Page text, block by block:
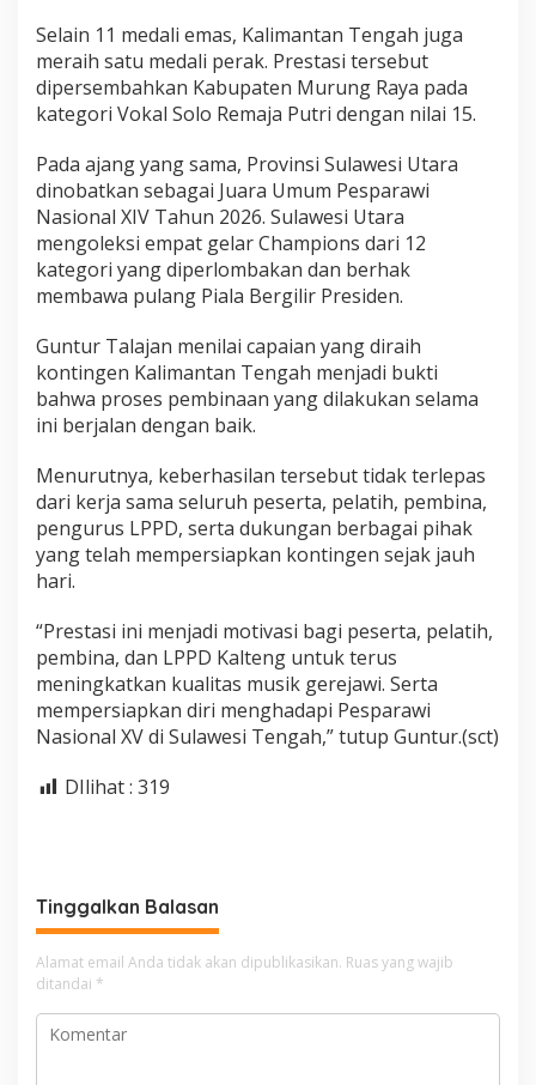
Selain 11 medali emas, Kalimantan Tengah juga
meraih satu medali perak. Prestasi tersebut
dipersembahkan Kabupaten Murung Raya pada
kategori Vokal Solo Remaja Putri dengan nilai 15.
Pada ajang yang sama, Provinsi Sulawesi Utara
dinobatkan sebagai Juara Umum Pesparawi
Nasional XIV Tahun 2026. Sulawesi Utara
mengoleksi empat gelar Champions dari 12
kategori yang diperlombakan dan berhak
membawa pulang Piala Bergilir Presiden.
Guntur Talajan menilai capaian yang diraih
kontingen Kalimantan Tengah menjadi bukti
bahwa proses pembinaan yang dilakukan selama
ini berjalan dengan baik.
Menurutnya, keberhasilan tersebut tidak terlepas
dari kerja sama seluruh peserta, pelatih, pembina,
pengurus LPPD, serta dukungan berbagai pihak
yang telah mempersiapkan kontingen sejak jauh
hari.
“Prestasi ini menjadi motivasi bagi peserta, pelatih,
pembina, dan LPPD Kalteng untuk terus
meningkatkan kualitas musik gerejawi. Serta
mempersiapkan diri menghadapi Pesparawi
Nasional XV di Sulawesi Tengah,” tutup Guntur.(sct)
DIlihat : 319
Tinggalkan Balasan
Alamat email Anda tidak akan dipublikasikan. Ruas yang wajib
ditandai *